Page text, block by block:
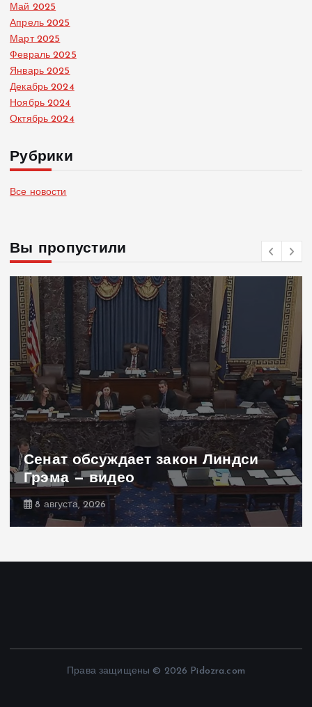
Май 2025
Апрель 2025
Март 2025
Февраль 2025
Январь 2025
Декабрь 2024
Ноябрь 2024
Октябрь 2024
Рубрики
Все новости
Вы пропустили
Сенат обсуждает закон Линдси
Грэма — видео
8 августа, 2026
Права защищены © 2026 Pidozra.com